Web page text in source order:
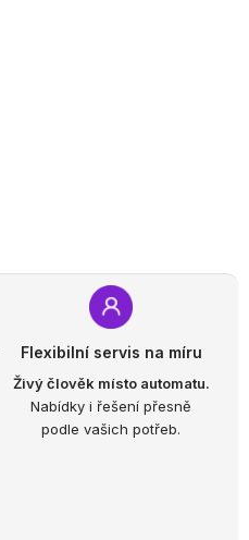
Flexibilní servis na míru
Živý člověk místo automatu.
Nabídky i řešení přesně
podle vašich potřeb.